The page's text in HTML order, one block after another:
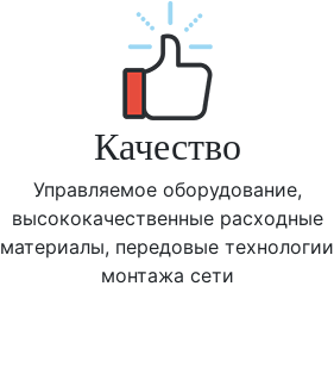
Качество
Управляемое оборудование,
высококачественные расходные
материалы, передовые технологии
монтажа сети